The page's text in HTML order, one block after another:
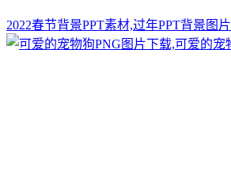
2022春节背景PPT素材,过年PPT背景图片